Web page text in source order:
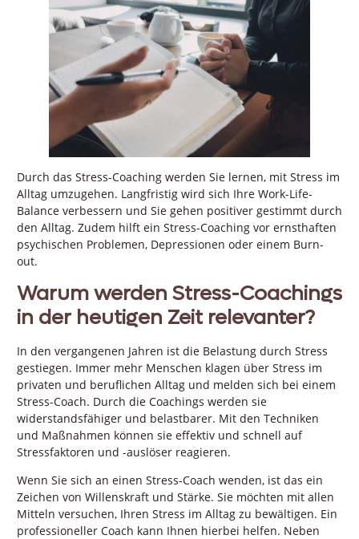
Durch das Stress-Coaching werden Sie lernen, mit Stress im
Alltag umzugehen. Langfristig wird sich Ihre Work-Life-
Balance verbessern und Sie gehen positiver gestimmt durch
den Alltag. Zudem hilft ein Stress-Coaching vor ernsthaften
psychischen Problemen, Depressionen oder einem Burn-
out.
Warum werden Stress-Coachings
in der heutigen Zeit relevanter?
In den vergangenen Jahren ist die Belastung durch Stress
gestiegen. Immer mehr Menschen klagen über Stress im
privaten und beruflichen Alltag und melden sich bei einem
Stress-Coach. Durch die Coachings werden sie
widerstandsfähiger und belastbarer. Mit den Techniken
und Maßnahmen können sie effektiv und schnell auf
Stressfaktoren und -auslöser reagieren.
Wenn Sie sich an einen Stress-Coach wenden, ist das ein
Zeichen von Willenskraft und Stärke. Sie möchten mit allen
Mitteln versuchen, Ihren Stress im Alltag zu bewältigen. Ein
professioneller Coach kann Ihnen hierbei helfen. Neben